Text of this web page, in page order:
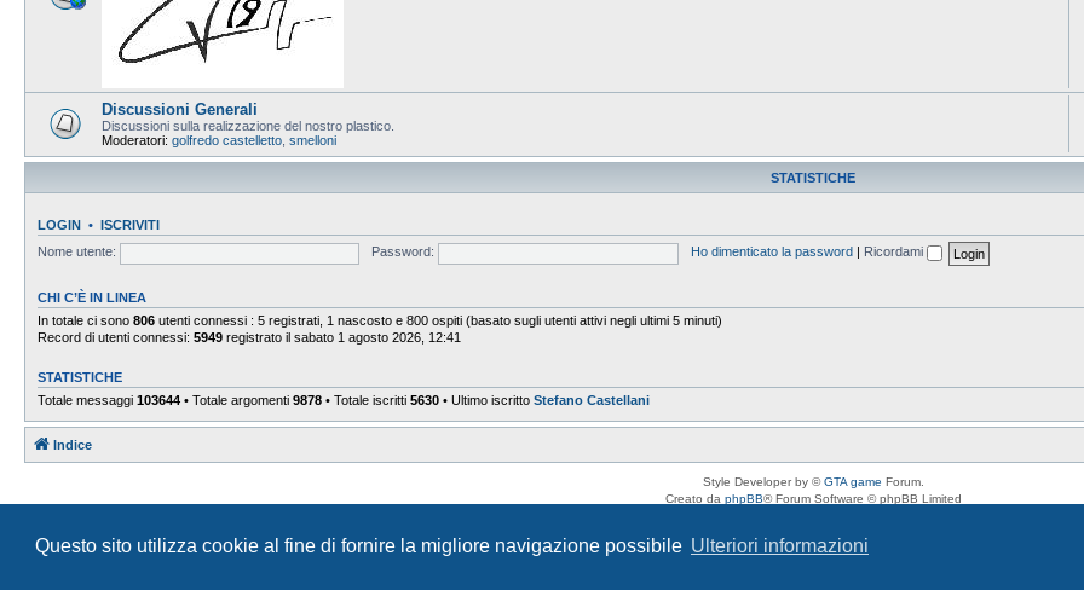
Questo sito utilizza cookie al fine di fornire la migliore navigazione possibile Ulteriori informazioni
Discussioni Generali
Discussioni sulla realizzazione del nostro plastico.
Moderatori: golfredo castelletto smelloni
STATISTICHE
LOGIN • ISCRIVITI
Nome utente:
Password: Ho dimenticato la password Ricordami
CHI C’È IN LINEA
In totale ci sono 806 utenti connessi : 5 registrati, 1 nascosto e 800 ospiti (basato sugli utenti attivi negli ultimi 5 minuti)
Record di utenti connessi: 5949 registrato il sabato 1 agosto 2026, 12:41
STATISTICHE
Totale messaggi 103644 • Totale argomenti 9878 • Totale iscritti 5630 • Ultimo iscritto Stefano Castellani
Indice
Style Developer by ©GTA game Forum.
Creato da phpBB® Forum Software © phpBB Limited
Privacy|Condizioni